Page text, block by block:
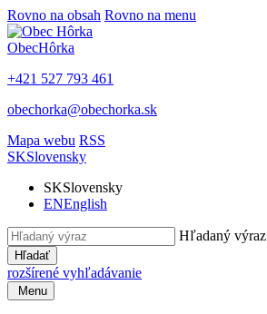
Rovno na obsah Rovno na menu
ObecHôrka
+421 527 793 461
obechorka@obechorka.sk
Mapa webu RSS
SKSlovensky
SKSlovensky
ENEnglish
Hľadaný výraz
Hľadať
rozšírené vyhľadávanie
Menu